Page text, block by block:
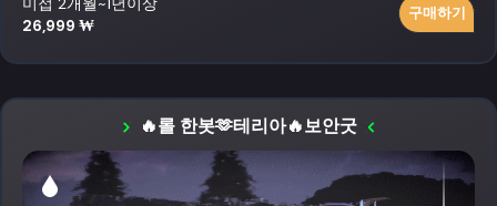
26,999 ₩
구매하기
🔥롤 한봇🫶테리아🔥보안굿